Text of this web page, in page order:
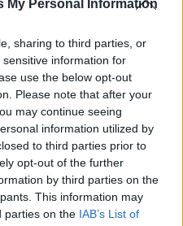
My Personal Information
sharing to third parties, or
information for
use the below opt-out
Please note that after your
may continue seeing
information utilized by
to third parties prior to
opt-out of the further
by third parties on the
This information may
parties on the IAB’s List of
hazai ingatlanpiac
találkozója! Idén a 22.
hírügynökség azzal
szóló
as válság által
a régiós országok
lehetőségeket....